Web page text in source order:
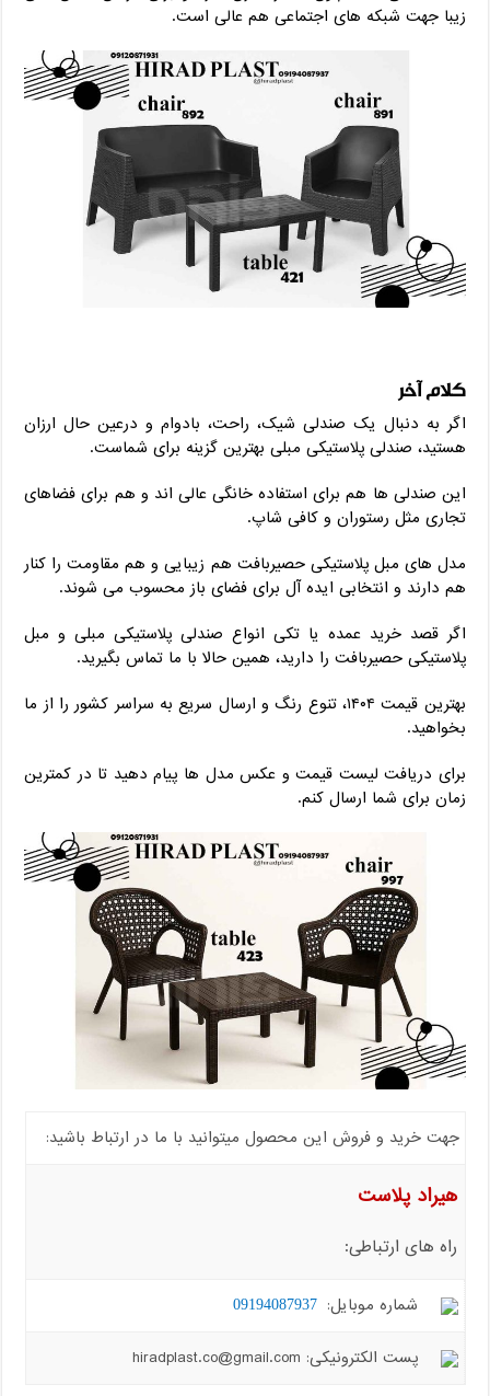
زیبا جهت شبکه ‌های اجتماعی هم عالی است.
کلام آخر
اگر به دنبال یک صندلی شیک، راحت، بادوام و درعین ‌حال ارزان
هستید، صندلی پلاستیکی مبلی بهترین گزینه برای شماست.
این صندلی ‌ها هم برای استفاده خانگی عالی ‌اند و هم برای فضاهای
تجاری مثل رستوران و کافی ‌شاپ.
مدل‌ های مبل پلاستیکی حصیربافت هم زیبایی و هم مقاومت را کنار
هم دارند و انتخابی ایده ‌آل برای فضای باز محسوب می ‌شوند.
اگر قصد خرید عمده یا تکی انواع صندلی پلاستیکی مبلی و مبل
پلاستیکی حصیربافت را دارید، همین حالا با ما تماس بگیرید.
بهترین قیمت ۱۴۰۴، تنوع رنگ و ارسال سریع به سراسر کشور را از ما
بخواهید.
برای دریافت لیست قیمت و عکس مدل‌ ها پیام دهید تا در کمترین
زمان برای شما ارسال کنم.
جهت خرید و فروش این محصول میتوانید با ما در ارتباط باشید:
هیراد پلاست
راه های ارتباطی:
شماره موبایل: 09194087937
پست الکترونیکی: hiradplast.co@gmail.com